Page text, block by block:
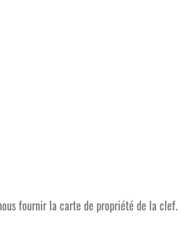
fournir la carte de propriété de la clef.